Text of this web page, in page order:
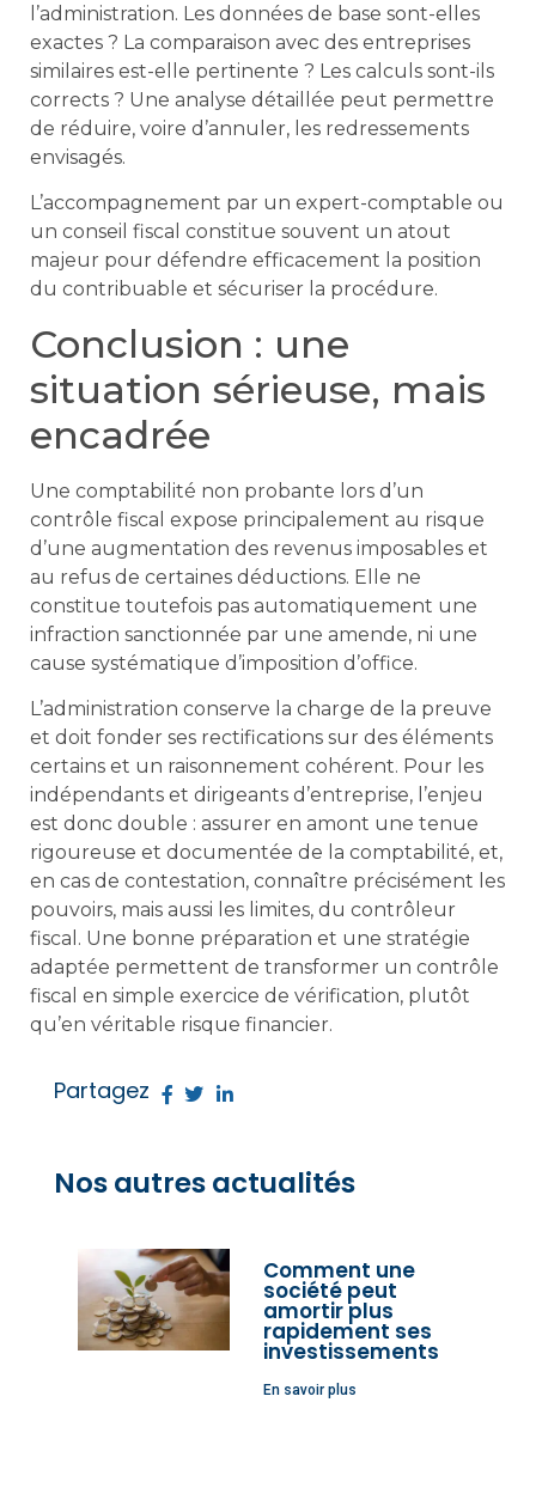
l’administration. Les données de base sont-elles
exactes ? La comparaison avec des entreprises
similaires est-elle pertinente ? Les calculs sont-ils
corrects ? Une analyse détaillée peut permettre
de réduire, voire d’annuler, les redressements
envisagés.
L’accompagnement par un expert-comptable ou
un conseil fiscal constitue souvent un atout
majeur pour défendre efficacement la position
du contribuable et sécuriser la procédure.
Conclusion : une
situation sérieuse, mais
encadrée
Une comptabilité non probante lors d’un
contrôle fiscal expose principalement au risque
d’une augmentation des revenus imposables et
au refus de certaines déductions. Elle ne
constitue toutefois pas automatiquement une
infraction sanctionnée par une amende, ni une
cause systématique d’imposition d’office.
L’administration conserve la charge de la preuve
et doit fonder ses rectifications sur des éléments
certains et un raisonnement cohérent. Pour les
indépendants et dirigeants d’entreprise, l’enjeu
est donc double : assurer en amont une tenue
rigoureuse et documentée de la comptabilité, et,
en cas de contestation, connaître précisément les
pouvoirs, mais aussi les limites, du contrôleur
fiscal. Une bonne préparation et une stratégie
adaptée permettent de transformer un contrôle
fiscal en simple exercice de vérification, plutôt
qu’en véritable risque financier.
Partagez
Nos autres actualités
Comment une
société peut
amortir plus
rapidement ses
investissements
En savoir plus